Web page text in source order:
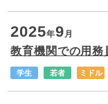
2025年9月
教育機関での用務
学生 若者 ミドル